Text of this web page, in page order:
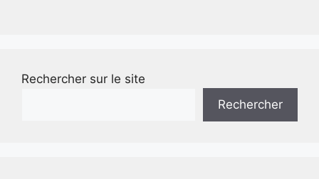
Rechercher sur le site
Rechercher